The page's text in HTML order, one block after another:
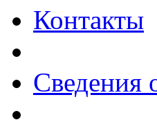
Контакты
Сведения